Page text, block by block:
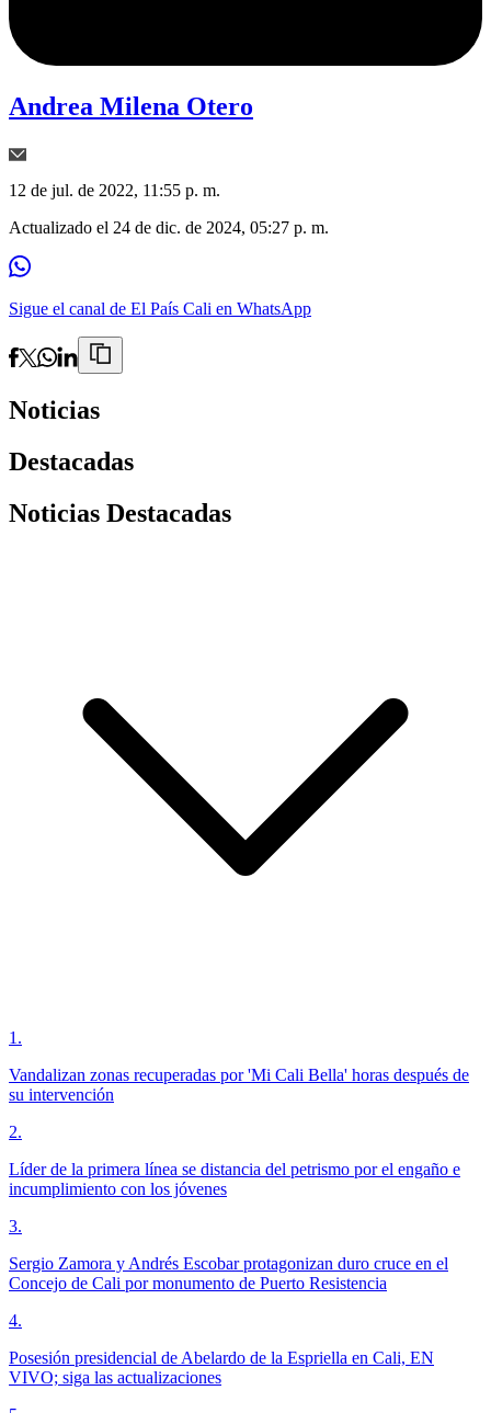
Andrea Milena Otero
12 de jul. de 2022, 11:55 p. m.
Actualizado el 24 de dic. de 2024, 05:27 p. m.
Sigue el canal de El País Cali en WhatsApp
Noticias
Destacadas
Noticias Destacadas
1 .
Vandalizan zonas recuperadas por 'Mi Cali Bella' horas después de
su intervención
2.
Líder de la primera línea se distancia del petrismo por el engaño e
incumplimiento con los jóvenes
3.
Sergio Zamora y Andrés Escobar protagonizan duro cruce en el
Concejo de Cali por monumento de Puerto Resistencia
4.
Posesión presidencial de Abelardo de la Espriella en Cali, EN
VIVO; siga las actualizaciones